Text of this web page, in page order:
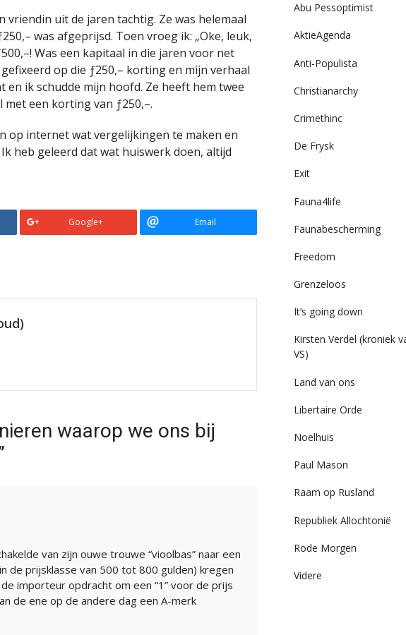
vriendin uit de jaren tachtig. Ze was helemaal
was afgeprijsd. Toen vroeg ik: „Oke, leuk,
Was een kapitaal in die jaren voor net
op die ƒ250,– korting en mijn verhaal
ik schudde mijn hoofd. Ze heeft hem twee
een korting van ƒ250,–.
op internet wat vergelijkingen te maken en
heb geleerd dat wat huiswerk doen, altijd
Google+ Email
waarop we ons bij
van zijn ouwe trouwe “vioolbas” naar een
de prijsklasse van 500 tot 800 gulden) kregen
importeur opdracht om een “1” voor de prijs
de ene op de andere dag een A-merk
Abu Pessoptimist
AktieAgenda
Anti-Populista
Christianarchy
Crimethinc
De Frysk
Exit
Fauna4life
Faunabescherming
Freedom
Grenzeloos
It’s going down
Kirsten Verdel (kroniek
VS)
Land van ons
Libertaire Orde
Noelhuis
Paul Mason
Raam op Rusland
Republiek Allochtonië
Rode Morgen
Videre